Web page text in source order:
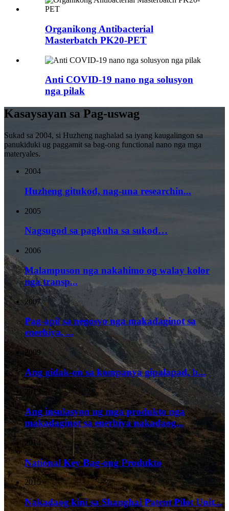
Organikong Antibacterial
Masterbatch PK20-PET
Anti COVID-19 nano nga solusyon
nga pilak
Kasaysayan sa Pag-uswag
Sukad sa 2004, si Huzheng naghalad sa iyang kaugalingon sa
panukiduki ug paggamit sa bag-ong functional nano nga mga
materyales.
2004
Huzheng gitukod, nag-una researchin...
2005
Nagsugod sa pagkuha sa sukod…
2006
Malampuson nga nakahimo og walay kolor
nga transp...
2007
Pag-apil sa negosyo nga makadaginot sa
enerhiya, ...
2009
Ang gidak-on sa kompanya gipalapad, b...
2013
Ang insulasyon ug mga produkto nga
makadaginot sa enerhiya nakadaog...
2014
National Key Bag-ong Produkto
2015
Nakadaog kini sa Shanghai Patent Pilot Unit...